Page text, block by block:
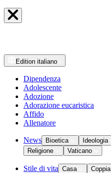
Edition italiano
Dipendenza
Adolescente
Adozione
Adorazione eucaristica
Affido
Allenatore
News Bioetica Ideologia
Religione
Vaticano
Stile di vita Casa Coppia